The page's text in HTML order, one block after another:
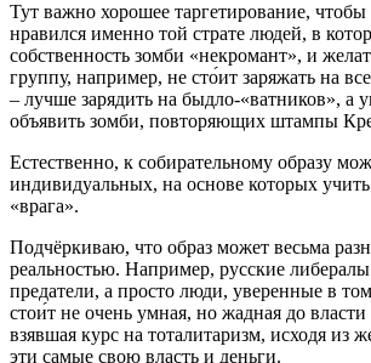
Тут важно хорошее таргетирование, чтобы
нравился именно той страте людей, в
собственность зомби «некромант», и
группу, например, не сто́ит заряжать на
– лучше зарядить на быдло-«ватников», а
объявить зомби, повторяющих штампы
Естественно, к собирательному образу
индивидуальных, на основе которых учить
«врага».
Подчёркиваю, что образ может весьма
реальностью. Например, русские
предатели, а просто люди, уверенные в
стои́т не очень умная, но жадная до
взявшая курс на тоталитаризм, исходя из
эти самые свою власть и деньги.